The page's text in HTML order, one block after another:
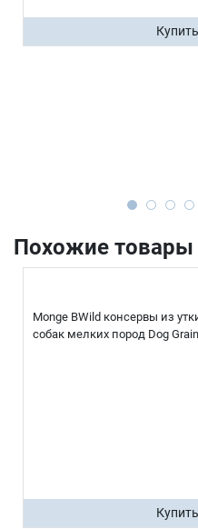
Похожие товары
Monge BWild консервы из
собак мелких пород Dog